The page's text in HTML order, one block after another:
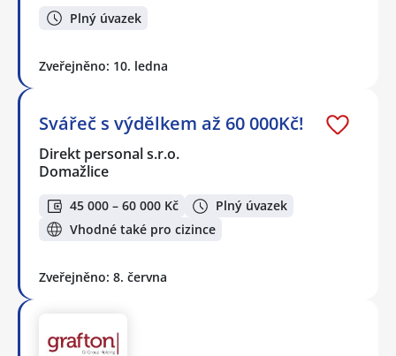
Plný úvazek
Zveřejněno: 10. ledna
Svářeč s výdělkem až 60 000Kč!
Direkt personal s.r.o.
Domažlice
45 000 – 60 000 Kč
Plný úvazek
Vhodné také pro cizince
Zveřejněno: 8. června